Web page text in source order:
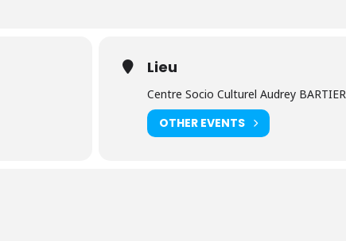
Lieu
Centre Socio Culturel Audrey BARTIER
OTHER EVENTS